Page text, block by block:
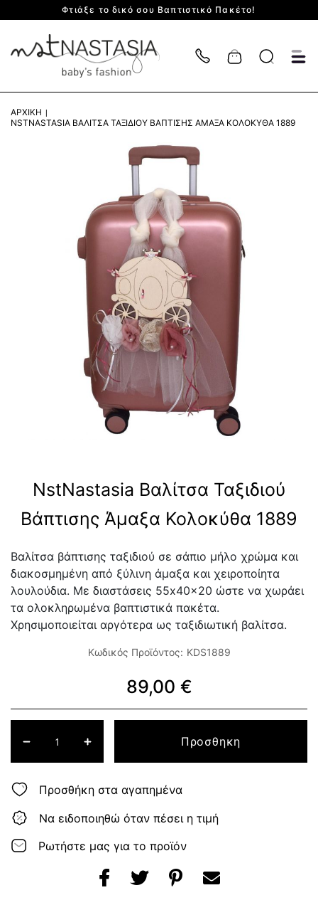
Φτιάξε το δικό σου Βαπτιστικό Πακέτο!
Cart
ΑΡΧΙΚΉ
NSTNASTASIA ΒΑΛΊΤΣΑ ΤΑΞΙΔΙΟΎ ΒΆΠΤΙΣΗΣ ΆΜΑΞΑ ΚΟΛΟΚΎΘΑ 1889
NstNastasia Βαλίτσα Ταξιδιού
Βάπτισης Άμαξα Κολοκύθα 1889
Βαλίτσα βάπτισης ταξιδιού σε σάπιο μήλο χρώμα και
διακοσμημένη από ξύλινη άμαξα και χειροποίητα
λουλούδια. Με διαστάσεις 55x40x20 ώστε να χωράει
τα ολοκληρωμένα βαπτιστικά πακέτα.
Χρησιμοποιείται αργότερα ως ταξιδιωτική βαλίτσα.
Κωδικός Προϊόντος: KDS1889
89,00 €
Προσθηκη
Προσθήκη στα αγαπημένα
Να ειδοποιηθώ όταν πέσει η τιμή
Ρωτήστε μας για το προϊόν